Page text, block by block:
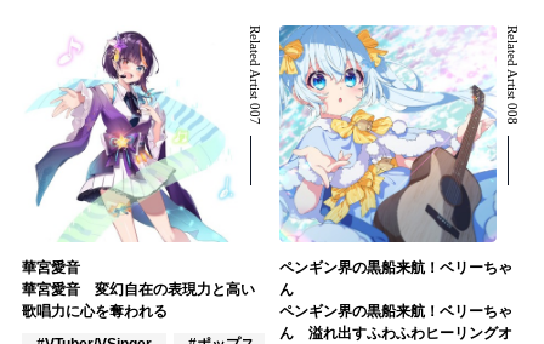
Related Artist 007
華宮愛音
華宮愛音 変幻自在の表現力と高い
歌唱力に心を奪われる
Related Artist 008
ペンギン界の黒船来航！ベリーちゃ
ん
ペンギン界の黒船来航！ベリーちゃ
ん 溢れ出すふわふわヒーリングオ